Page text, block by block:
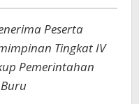
Peserta
Tingkat IV
Pemerintahan